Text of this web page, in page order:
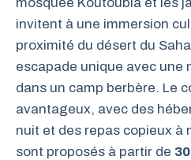
invitent à une immersion
proximité du désert du
escapade unique avec une
dans un camp berbère. Le
avantageux, avec des
nuit et des repas copieux à
sont proposés à partir de